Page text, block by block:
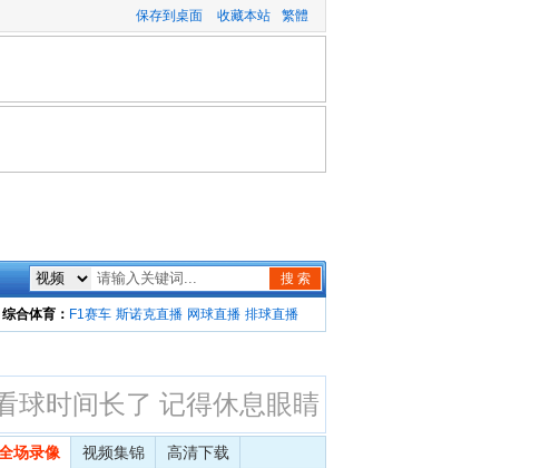
保存到桌面 收藏本站 繁體
搜 索
综合体育： F1赛车 斯诺克直播 网球直播 排球直播
球时间长了 记得休息眼睛
场录像 视频集锦 高清下载